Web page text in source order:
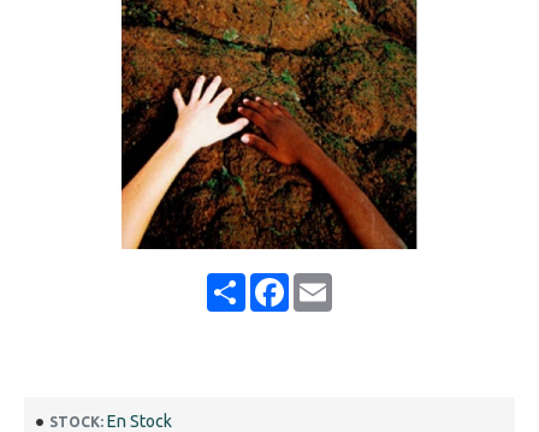
ShareFacebook
Email
STOCK: En Stock